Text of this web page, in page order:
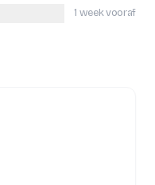
1 week vooraf